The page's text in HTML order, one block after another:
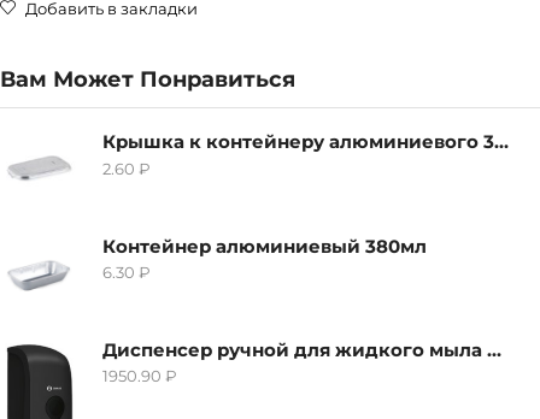
Добавить в закладки
Вам Может Понравиться
Крышка к контейнеру алюминиевого 380мл
2.60 ₽
Контейнер алюминиевый 380мл
6.30 ₽
Диспенсер ручной для жидкого мыла Grass IT-0638, черный
1950.90 ₽